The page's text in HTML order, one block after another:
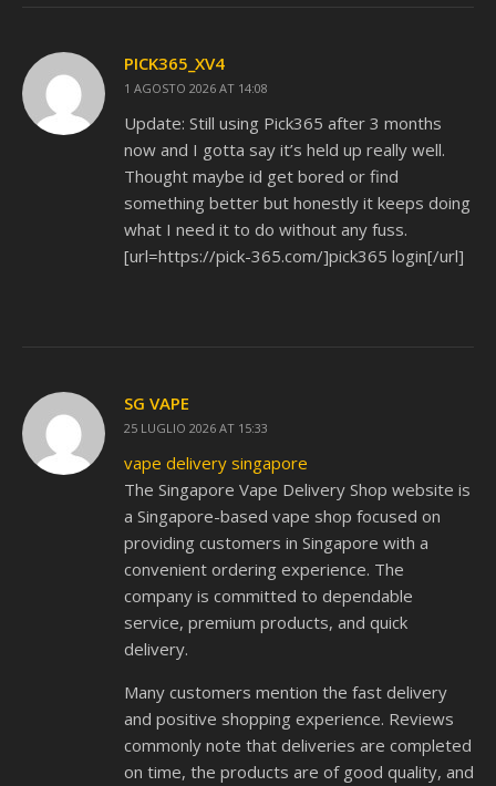
PICK365_XV4
1 AGOSTO 2026 AT 14:08
Update: Still using Pick365 after 3 months
now and I gotta say it’s held up really well.
Thought maybe id get bored or find
something better but honestly it keeps doing
what I need it to do without any fuss.
[url=https://pick-365.com/]pick365 login[/url]
SG VAPE
25 LUGLIO 2026 AT 15:33
vape delivery singapore
The Singapore Vape Delivery Shop website is
a Singapore-based vape shop focused on
providing customers in Singapore with a
convenient ordering experience. The
company is committed to dependable
service, premium products, and quick
delivery.
Many customers mention the fast delivery
and positive shopping experience. Reviews
commonly note that deliveries are completed
on time, the products are of good quality, and